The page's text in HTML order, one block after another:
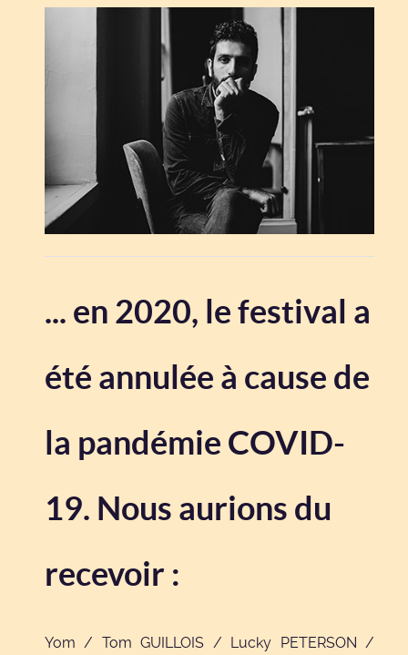
... en 2020, le festival a
été annulée à cause de
la pandémie COVID-
19. Nous aurions du
recevoir :
Yom / Tom GUILLOIS / Lucky PETERSON /